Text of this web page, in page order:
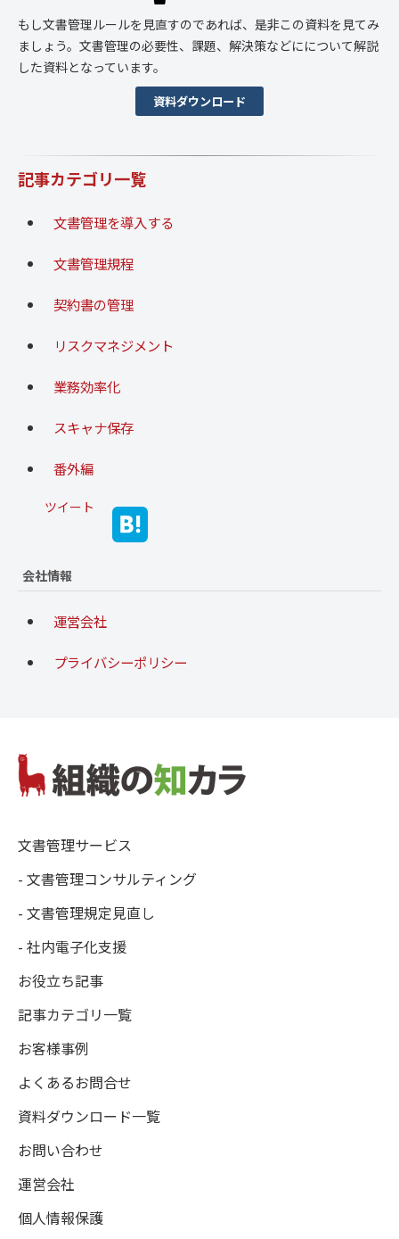
もし文書管理ルールを見直すのであれば、是非この資料を見てみ
ましょう。文書管理の必要性、課題、解決策などにについて解説
した資料となっています。
資料ダウンロード
記事カテゴリ一覧
文書管理を導入する
文書管理規程
契約書の管理
リスクマネジメント
業務効率化
スキャナ保存
番外編
ツイート
会社情報
運営会社
プライバシーポリシー
文書管理サービス
- 文書管理コンサルティング
- 文書管理規定見直し
- 社内電子化支援
お役立ち記事
記事カテゴリ一覧
お客様事例
よくあるお問合せ
資料ダウンロード一覧
お問い合わせ
運営会社
個人情報保護